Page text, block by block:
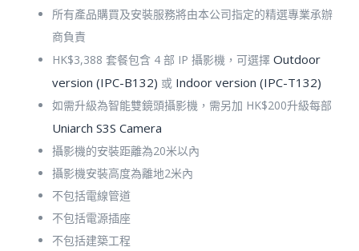
所有產品購買及安裝服務將由本公司指定的精選專業承辦
商負責
HK$3,388 套餐包含 4 部 IP 攝影機，可選擇 Outdoor
version (IPC-B132) 或 Indoor version (IPC-T132)
如需升級為智能雙鏡頭攝影機，需另加 HK$200升級每部
Uniarch S3S Camera
攝影機的安裝距離為20米以內
攝影機安裝高度為離地2米內
不包括電線管道
不包括電源插座
不包括建築工程